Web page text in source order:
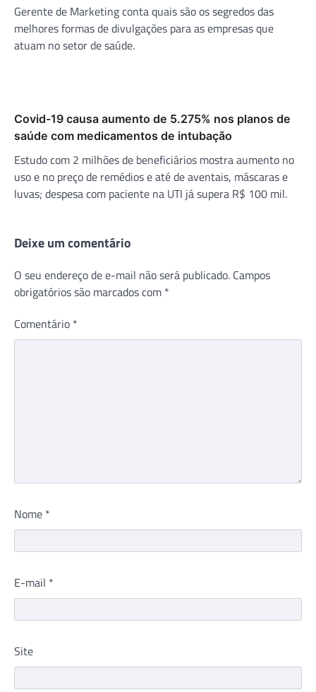
Gerente de Marketing conta quais são os segredos das
melhores formas de divulgações para as empresas que
atuam no setor de saúde.
Covid-19 causa aumento de 5.275% nos planos de
saúde com medicamentos de intubação
Estudo com 2 milhões de beneficiários mostra aumento no
uso e no preço de remédios e até de aventais, máscaras e
luvas; despesa com paciente na UTI já supera R$ 100 mil.
Deixe um comentário
O seu endereço de e-mail não será publicado. Campos
obrigatórios são marcados com *
Comentário *
Nome *
E-mail *
Site